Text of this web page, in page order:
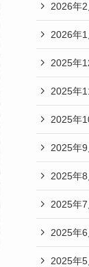
2026年2
2026年1
2025年
2025年
2025年
2025年9
2025年8
2025年7
2025年6
2025年5